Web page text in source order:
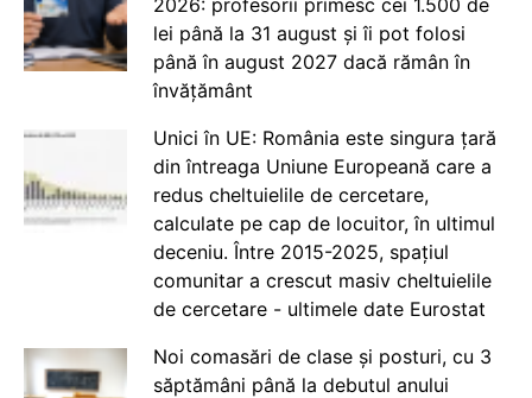
2026: profesorii primesc cei 1.500 de
lei până la 31 august și îi pot folosi
până în august 2027 dacă rămân în
învățământ
Unici în UE: România este singura țară
din întreaga Uniune Europeană care a
redus cheltuielile de cercetare,
calculate pe cap de locuitor, în ultimul
deceniu. Între 2015-2025, spațiul
comunitar a crescut masiv cheltuielile
de cercetare - ultimele date Eurostat
Noi comasări de clase și posturi, cu 3
săptămâni până la debutul anului